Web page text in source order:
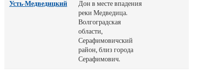
Усть-Медведицкий
Дон в месте впадения
реки Медведица.
Волгоградская
области,
Серафимовичский
район, близ города
Серафимович.